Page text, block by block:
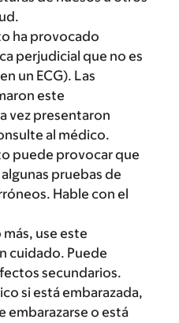
ha provocado
perjudicial que no es
un ECG). Las
este
vez presentaron
al médico.
puede provocar que
pruebas de
Hable con el
use este
cuidado. Puede
secundarios.
si está embarazada,
embarazarse o está